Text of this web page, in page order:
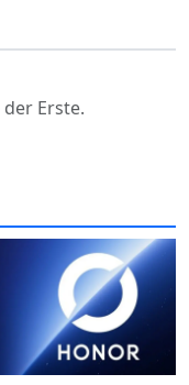
Erste.